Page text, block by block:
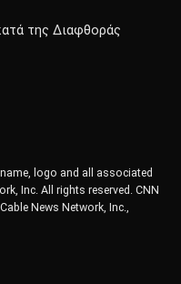
της Διαφθοράς
logo and all associated
Inc. All rights reserved. CNN
News Network, Inc.,